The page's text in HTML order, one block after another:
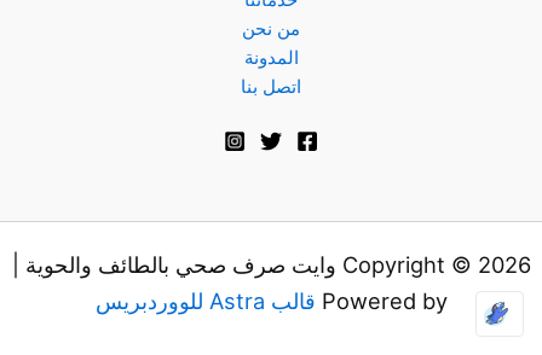
من نحن
المدونة
اتصل بنا
Copyright © 2026 وايت صرف صحي بالطائف والحوية |
Powered by قالب Astra للووردبريس